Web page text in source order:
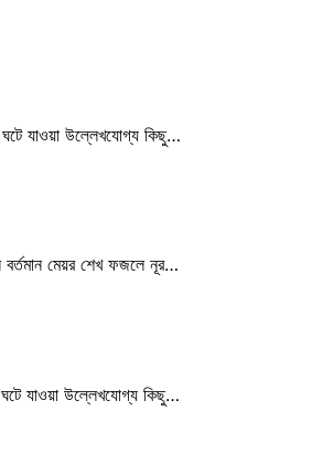
যাওয়া উল্লেখযোগ্য কিছু…
বর্তমান মেয়র শেখ ফজলে নূর…
যাওয়া উল্লেখযোগ্য কিছু…